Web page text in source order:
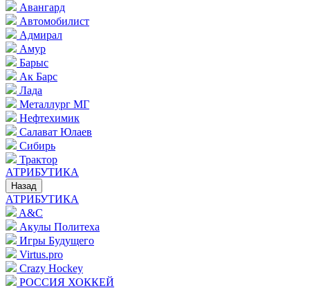
Авангард
Автомобилист
Адмирал
Амур
Барыс
Ак Барс
Лада
Металлург МГ
Нефтехимик
Салават Юлаев
Сибирь
Трактор
АТРИБУТИКА
Назад
АТРИБУТИКА
A&C
Акулы Политеха
Игры Будущего
Virtus.pro
Crazy Hockey
РОССИЯ ХОККЕЙ